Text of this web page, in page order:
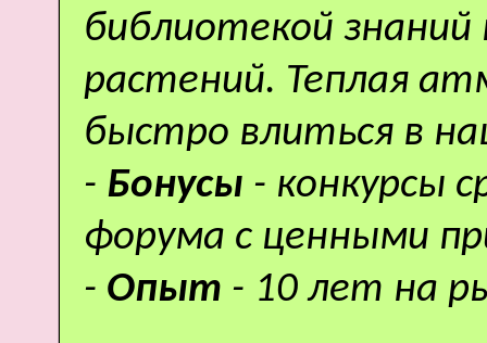
библиотекой
растений. Теплая
быстро влиться в
- Бонусы - конкурсы
форума с ценными
- Опыт - 10 лет на